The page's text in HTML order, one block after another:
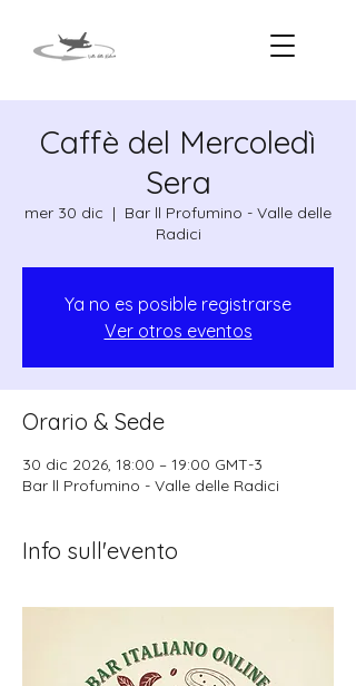
Caffè del Mercoledì
Sera
mer 30 dic
  |
Bar ll Profumino - Valle delle
Radici
Ya no es posible registrarse
Ver otros eventos
Orario & Sede
30 dic 2026, 18:00 – 19:00 GMT-3
Bar ll Profumino - Valle delle Radici
Info sull'evento